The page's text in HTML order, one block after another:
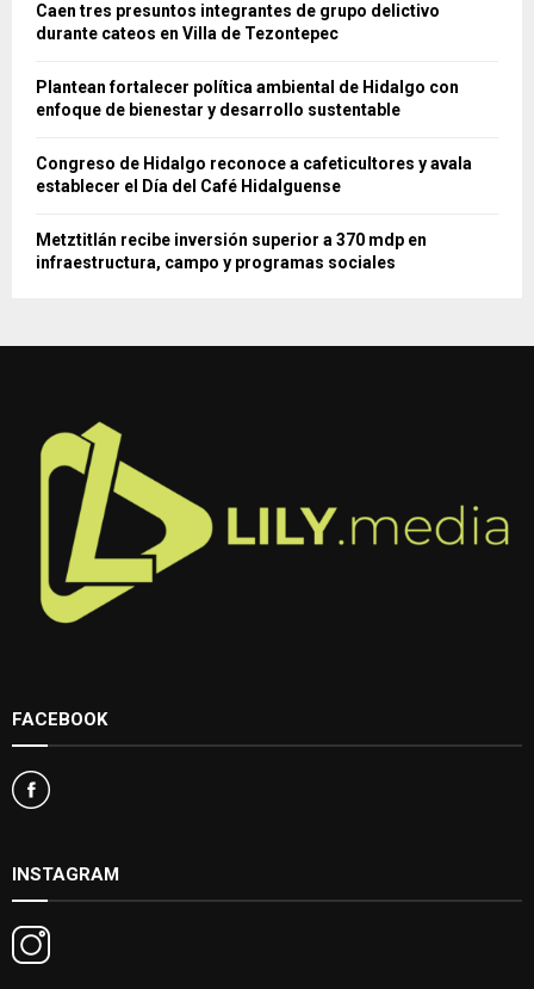
Caen tres presuntos integrantes de grupo delictivo
durante cateos en Villa de Tezontepec
Plantean fortalecer política ambiental de Hidalgo con
enfoque de bienestar y desarrollo sustentable
Congreso de Hidalgo reconoce a cafeticultores y avala
establecer el Día del Café Hidalguense
Metztitlán recibe inversión superior a 370 mdp en
infraestructura, campo y programas sociales
FACEBOOK
INSTAGRAM